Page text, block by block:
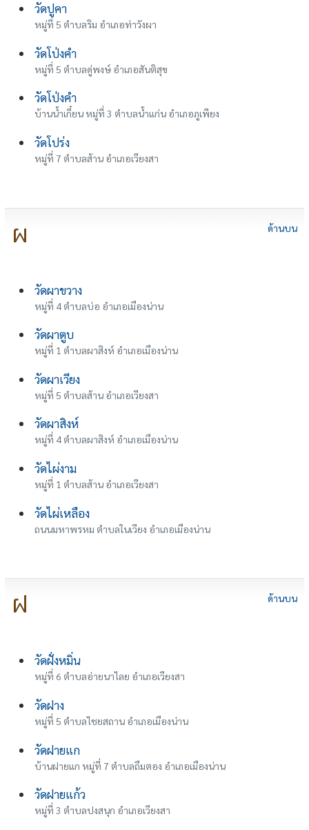
วัดปูคา
หมู่ที่ 5 ตำบลริม อำเภอท่าวังผา
วัดโป่งคำ
หมู่ที่ 5 ตำบลดู่พงษ์ อำเภอสันติสุข
วัดโป่งคำ
บ้านน้ำเกี๋ยน หมู่ที่ 3 ตำบลน้ำแก่น อำเภอภูเพียง
วัดโปร่ง
หมู่ที่ 7 ตำบลส้าน อำเภอเวียงสา
ด้านบน
ผ
วัดผาขวาง
หมู่ที่ 4 ตำบลบ่อ อำเภอเมืองน่าน
วัดผาตูบ
หมู่ที่ 1 ตำบลผาสิงห์ อำเภอเมืองน่าน
วัดผาเวียง
หมู่ที่ 5 ตำบลส้าน อำเภอเวียงสา
วัดผาสิงห์
หมู่ที่ 4 ตำบลผาสิงห์ อำเภอเมืองน่าน
วัดไผ่งาม
หมู่ที่ 1 ตำบลส้าน อำเภอเวียงสา
วัดไผ่เหลือง
ถนนมหาพรหม ตำบลในเวียง อำเภอเมืองน่าน
ด้านบน
ฝ
วัดฝั่งหมิ่น
หมู่ที่ 6 ตำบลอ่ายนาไลย อำเภอเวียงสา
วัดฝาง
หมู่ที่ 5 ตำบลไชยสถาน อำเภอเมืองน่าน
วัดฝายแก
บ้านฝายแก หมู่ที่ 7 ตำบลถืมตอง อำเภอเมืองน่าน
วัดฝายแก้ว
หมู่ที่ 3 ตำบลปงสนุก อำเภอเวียงสา